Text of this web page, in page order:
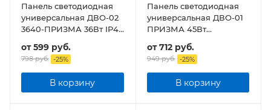
Панель светодиодная
универсальная ДВО-02
3640-ПРИЗМА 36Вт IP40
от599 руб.
798 руб. -25%
В корзину
Панель светодиодная
универсальная ДВО-01
ПРИЗМА 45Вт
от712 руб.
949 руб. -25%
В корзину